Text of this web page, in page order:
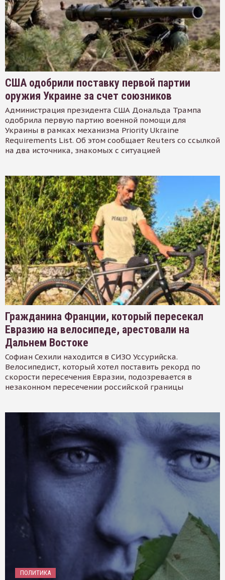
США одобрили поставку первой партии
оружия Украине за счет союзников
Администрация президента США Дональда Трампа
одобрила первую партию военной помощи для
Украины в рамках механизма Priority Ukraine
Requirements List. Об этом сообщает Reuters со ссылкой
на два источника, знакомых с ситуацией
Гражданина Франции, который пересекал
Евразию на велосипеде, арестовали на
Дальнем Востоке
Софиан Сехили находится в СИЗО Уссурийска.
Велосипедист, который хотел поставить рекорд по
скорости пересечения Евразии, подозревается в
незаконном пересечении российской границы
ПОЛИТИКА